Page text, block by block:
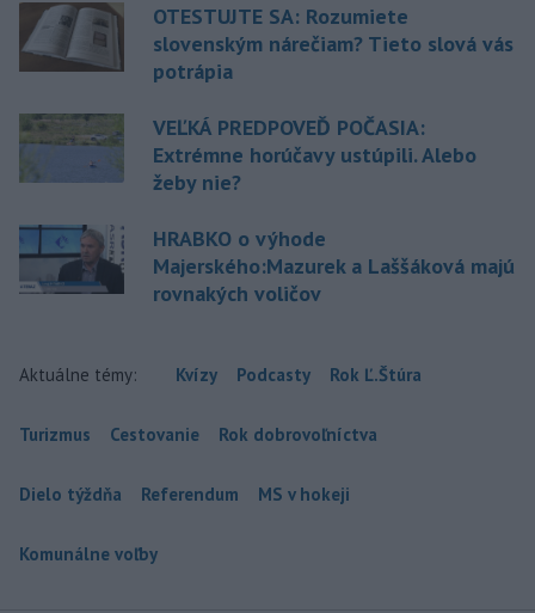
OTESTUJTE SA: Rozumiete
slovenským nárečiam? Tieto slová vás
potrápia
VEĽKÁ PREDPOVEĎ POČASIA:
Extrémne horúčavy ustúpili. Alebo
žeby nie?
HRABKO o výhode
Majerského:Mazurek a Laššáková majú
rovnakých voličov
Aktuálne témy: Kvízy Podcasty Rok Ľ.Štúra
Turizmus Cestovanie Rok dobrovoľníctva
Dielo týždňa Referendum MS v hokeji
Komunálne voľby